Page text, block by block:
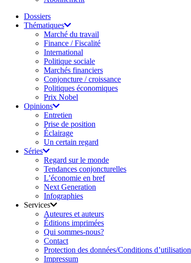
Dossiers
Thématiques
Marché du travail
Finance / Fiscalité
International
Politique sociale
Marchés financiers
Conjoncture / croissance
Politiques économiques
Prix Nobel
Opinions
Entretien
Prise de position
Éclairage
Un certain regard
Séries
Regard sur le monde
Tendances conjoncturelles
L’économie en bref
Next Generation
Infographies
Services
Auteures et auteurs
Éditions imprimées
Qui sommes-nous?
Contact
Protection des données/Conditions d’utilisation
Impressum